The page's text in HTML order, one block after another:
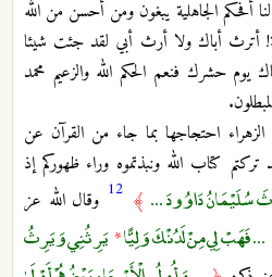
أفحكم الجاهلية يبغون ومن أحسن من الله
أترث أباك ولا أرث أبي لقد جئت شيئا
يوم حشرك فنعم الحكم الله والزعيم محمد
احتجاجها بما جاء من القرآن عن
كتاب الله ونبذتموه وراء ظهوركم إذ
دَاوُودَ ... ﴾ 12 وقال الله عز
... فَهَبْ لِي مِنْ لَدُنْكَ وَلِيًّا*يَرِثُنِي وَيَرِثُ